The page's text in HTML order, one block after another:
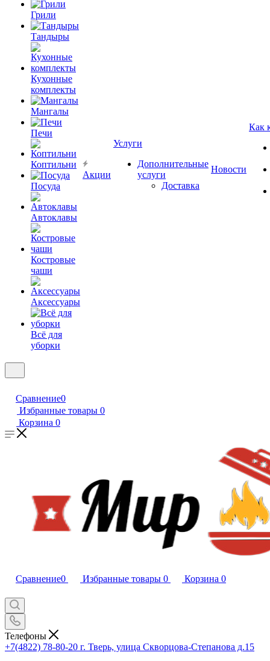
Грили
Тандыры
Кухонные
комплекты
Мангалы
Печи
Коптильни
Посуда
Автоклавы
Костровые
чаши
Аксессуары
Всё для
уборки
Акции
Услуги
Дополнительные
услуги
Доставка
Новости
Как
Сравнение0
Избранные товары 0
Корзина 0
Сравнение0 Избранные товары 0 Корзина 0
Телефоны
+7(4822) 78-80-20 г. Тверь, улица Скворцова-Степанова д.15